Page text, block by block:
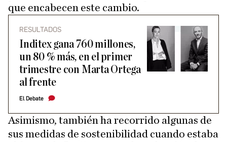
que encabecen este cambio.
RESULTADOS
Inditex gana 760 millones,
un 80 % más, en el primer
trimestre con Marta Ortega
al frente
El Debate
Asimismo, también ha recorrido algunas de
sus medidas de sostenibilidad cuando estaba